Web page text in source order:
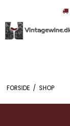
FORSIDE / SHOP